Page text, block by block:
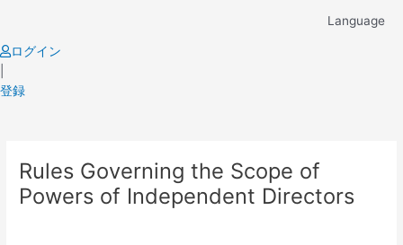
content
Language
ログイン
登録
Rules Governing the Scope of
Powers of Independent Directors
navigation